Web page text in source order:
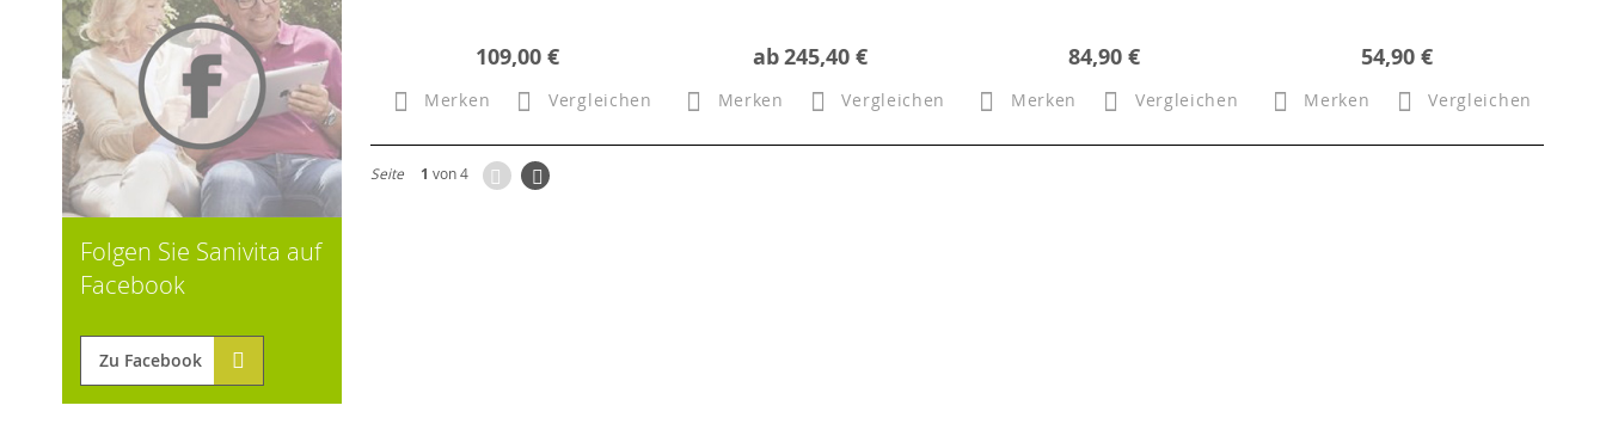
109,00 €
Merken Vergleichen
ab245,40 €
Merken Vergleichen
84,90 €
Merken Vergleichen
54,90 €
Merken Vergleichen
Seite 1 von 4 ZurückSeite
Weiter
Folgen Sie Sanivita auf
Facebook
Zu Facebook